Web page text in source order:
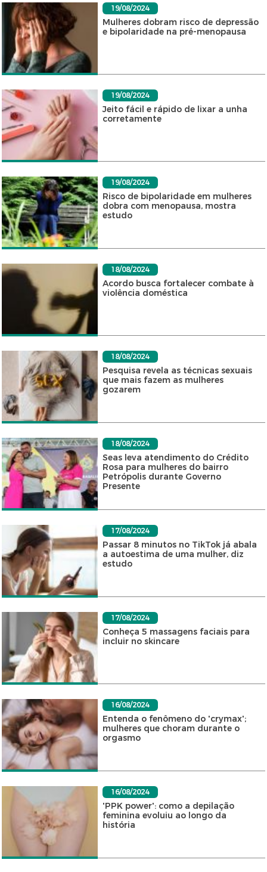
19/08/2024
Mulheres dobram risco de depressão
e bipolaridade na pré-menopausa
19/08/2024
Jeito fácil e rápido de lixar a unha
corretamente
19/08/2024
Risco de bipolaridade em mulheres
dobra com menopausa, mostra
estudo
18/08/2024
Acordo busca fortalecer combate à
violência doméstica
18/08/2024
Pesquisa revela as técnicas sexuais
que mais fazem as mulheres
gozarem
18/08/2024
Seas leva atendimento do Crédito
Rosa para mulheres do bairro
Petrópolis durante Governo
Presente
17/08/2024
Passar 8 minutos no TikTok já abala
a autoestima de uma mulher, diz
estudo
17/08/2024
Conheça 5 massagens faciais para
incluir no skincare
16/08/2024
Entenda o fenômeno do 'crymax';
mulheres que choram durante o
orgasmo
16/08/2024
'PPK power': como a depilação
feminina evoluiu ao longo da
história